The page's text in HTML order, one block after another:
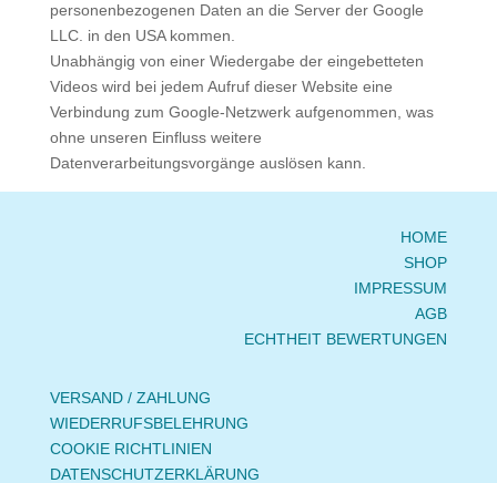
personenbezogenen Daten an die Server der Google
LLC. in den USA kommen.
Unabhängig von einer Wiedergabe der eingebetteten
Videos wird bei jedem Aufruf dieser Website eine
Verbindung zum Google-Netzwerk aufgenommen, was
ohne unseren Einfluss weitere
Datenverarbeitungsvorgänge auslösen kann.
HOME
SHOP
IMPRESSUM
AGB
ECHTHEIT BEWERTUNGEN
VERSAND / ZAHLUNG
WIEDERRUFSBELEHRUNG
COOKIE RICHTLINIEN
DATENSCHUTZERKLÄRUNG